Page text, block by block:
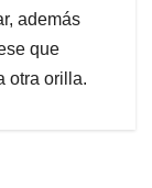
además
que
otra orilla.